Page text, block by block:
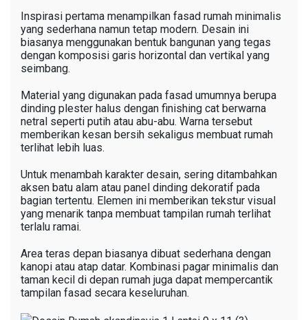
Inspirasi pertama menampilkan fasad rumah minimalis
yang sederhana namun tetap modern. Desain ini
biasanya menggunakan bentuk bangunan yang tegas
dengan komposisi garis horizontal dan vertikal yang
seimbang.
Material yang digunakan pada fasad umumnya berupa
dinding plester halus dengan finishing cat berwarna
netral seperti putih atau abu-abu. Warna tersebut
memberikan kesan bersih sekaligus membuat rumah
terlihat lebih luas.
Untuk menambah karakter desain, sering ditambahkan
aksen batu alam atau panel dinding dekoratif pada
bagian tertentu. Elemen ini memberikan tekstur visual
yang menarik tanpa membuat tampilan rumah terlihat
terlalu ramai.
Area teras depan biasanya dibuat sederhana dengan
kanopi atau atap datar. Kombinasi pagar minimalis dan
taman kecil di depan rumah juga dapat mempercantik
tampilan fasad secara keseluruhan.